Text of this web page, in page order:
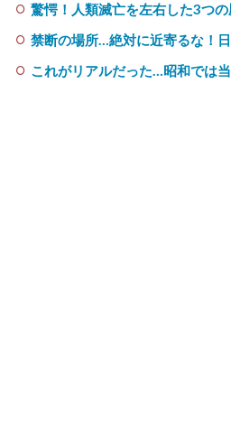
驚愕！人類滅亡を左右した3つ
禁断の場所…絶対に近寄るな！
これがリアルだった…昭和では